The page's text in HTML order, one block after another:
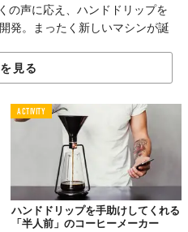
の声に応え、ハンドドリップを
発。まったく新しいマシンが誕
を見事に再現！
見る
ACTIVITY
ハンドドリップを手助けしてくれる
「半人前」のコーヒーメーカー